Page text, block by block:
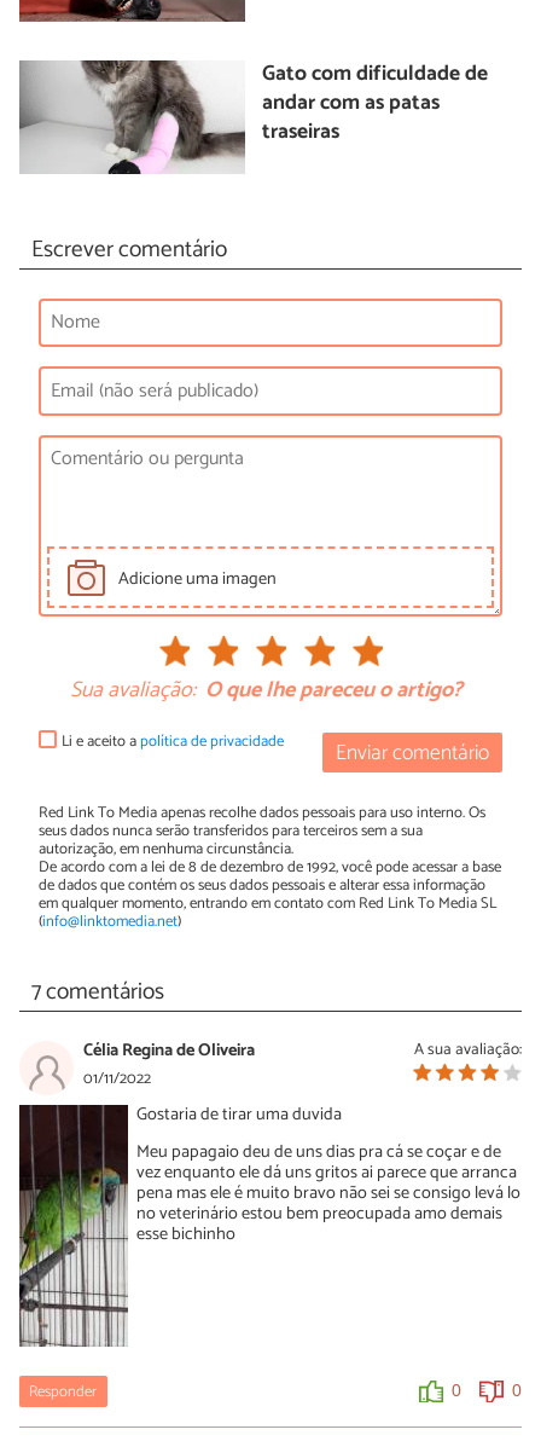
Gato com dificuldade de
andar com as patas
traseiras
Escrever comentário
Adicione uma imagen
Sua avaliação: O que lhe pareceu o artigo?
Enviar comentário
Li e aceito apolítica de privacidade
Red Link To Media apenas recolhe dados pessoais para uso interno. Os
seus dados nunca serão transferidos para terceiros sem a sua
autorização, em nenhuma circunstância.
De acordo com a lei de 8 de dezembro de 1992, você pode acessar a base
de dados que contém os seus dados pessoais e alterar essa informação
em qualquer momento, entrando em contato com Red Link To Media SL
(info@linktomedia.net)
7 comentários
A sua avaliação:
Célia Regina de Oliveira
01/11/2022
Gostaria de tirar uma duvida
Meu papagaio deu de uns dias pra cá se coçar e de
vez enquanto ele dá uns gritos ai parece que arranca
pena mas ele é muito bravo não sei se consigo levá lo
no veterinário estou bem preocupada amo demais
esse bichinho
Responder 0 0